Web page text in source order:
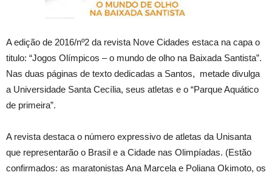
A edição de 2016/nº2 da revista Nove Cidades estaca na capa o
titulo: “Jogos Olímpicos – o mundo de olho na Baixada Santista”.
Nas duas páginas de texto dedicadas a Santos, metade divulga
a Universidade Santa Cecília, seus atletas e o “Parque Aquático
de primeira”.
A revista destaca o número expressivo de atletas da Unisanta
que representarão o Brasil e a Cidade nas Olimpíadas. (Estão
confirmados: as maratonistas Ana Marcela e Poliana Okimoto, os